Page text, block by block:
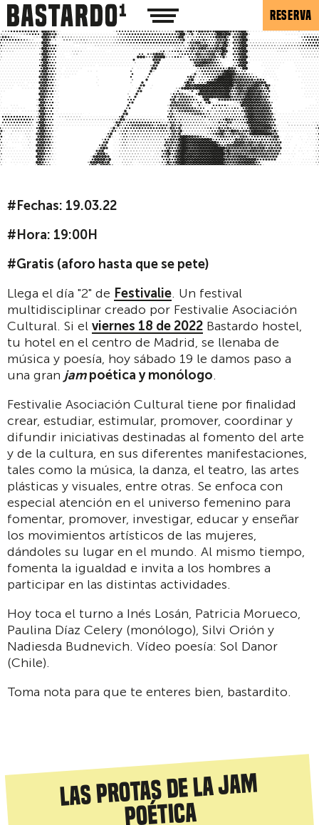
RESERVA
#Fechas: 19.03.22
#Hora: 19:00H
#Gratis (aforo hasta que se pete)
Llega el día "2" de Festivalie. Un festival
multidisciplinar creado por Festivalie Asociación
Cultural. Si el viernes 18 de 2022 Bastardo hostel,
tu hotel en el centro de Madrid, se llenaba de
música y poesía, hoy sábado 19 le damos paso a
una gran jampoética y monólogo.
Festivalie Asociación Cultural tiene por finalidad
crear, estudiar, estimular, promover, coordinar y
difundir iniciativas destinadas al fomento del arte
y de la cultura, en sus diferentes manifestaciones,
tales como la música, la danza, el teatro, las artes
plásticas y visuales, entre otras. Se enfoca con
especial atención en el universo femenino para
fomentar, promover, investigar, educar y enseñar
los movimientos artísticos de las mujeres,
dándoles su lugar en el mundo. Al mismo tiempo,
fomenta la igualdad e invita a los hombres a
participar en las distintas actividades.
Hoy toca el turno a Inés Losán, Patricia Morueco,
Paulina Díaz Celery (monólogo), Silvi Orión y
Nadiesda Budnevich. Vídeo poesía: Sol Danor
(Chile).
Toma nota para que te enteres bien, bastardito.
Las protas de la jam
poética